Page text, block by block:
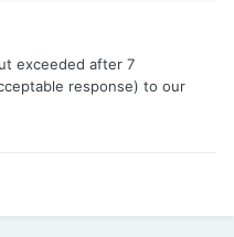
exceeded after 7
response) to our